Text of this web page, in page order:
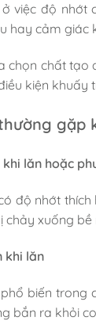
việc độ nhớt
hay cảm giác
chọn chất
kiện khuấy
gặp
lăn hoặc
độ nhớt
chảy xuống
khi lăn
biến trong
bắn ra khỏi